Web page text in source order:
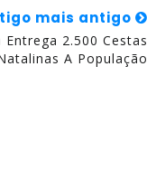
mais antigo
2.500 Cestas
A População